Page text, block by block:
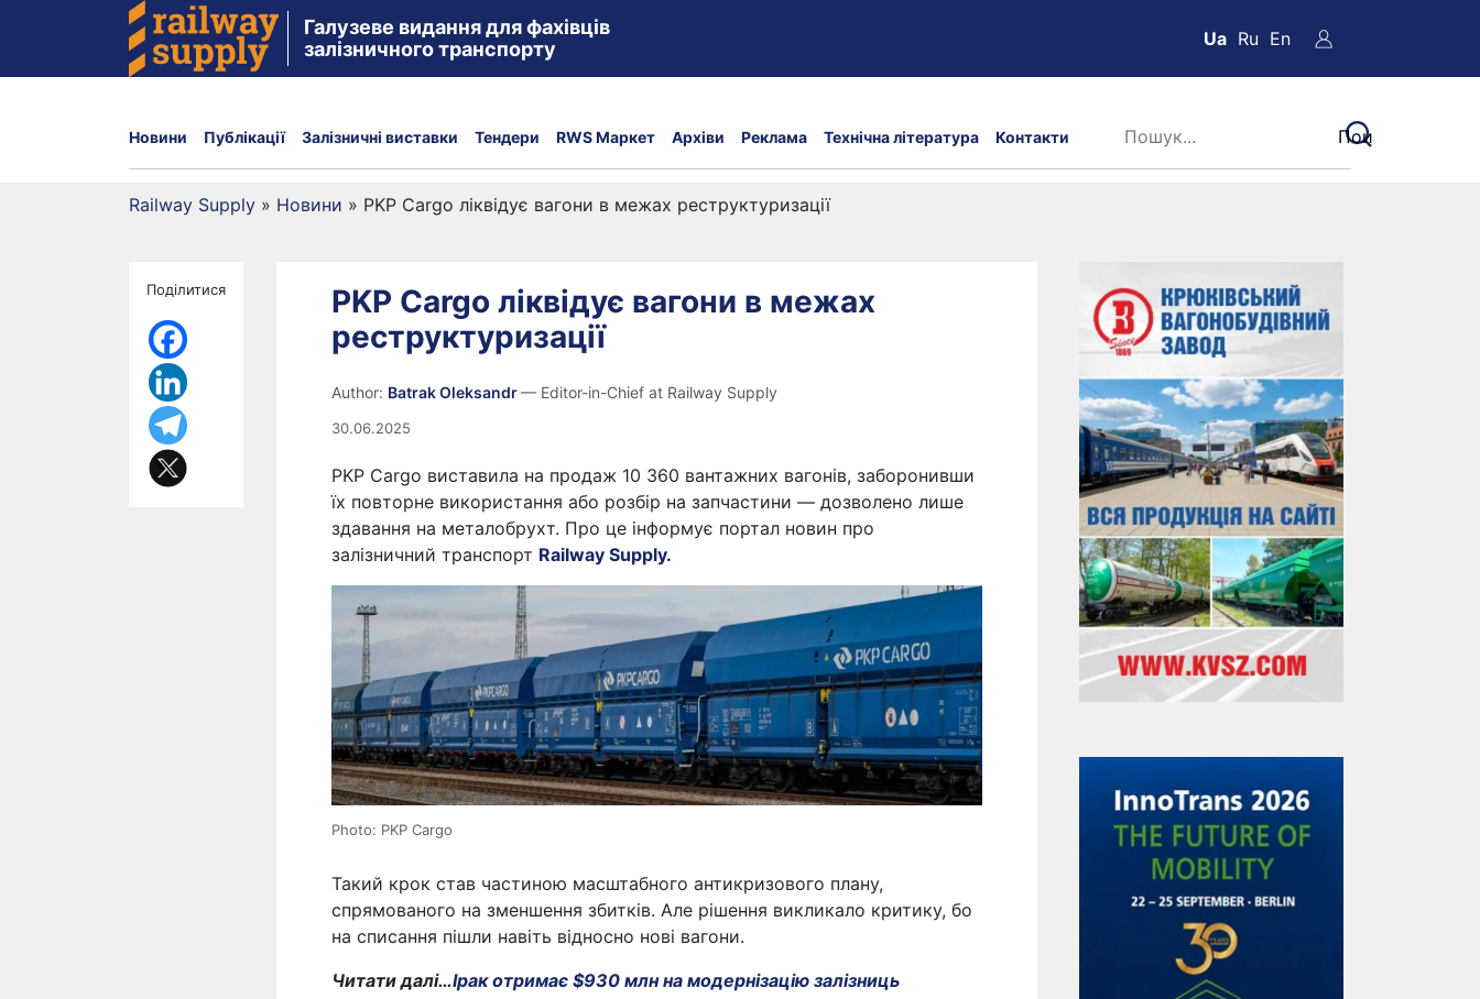
Галузеве видання для фахівців
залізничного транспорту
Ua Ru En
Новини Публікації Залізничні виставки Тендери RWS Маркет Архіви Реклама Технічна література Контакти
Railway Supply » Новини » PKP Cargo ліквідує вагони в межах реструктуризації
Поділитися
PKP Cargo ліквідує вагони в межах
реструктуризації
Author: Batrak Oleksandr— Editor-in-Chief at Railway Supply
30.06.2025
PKP Cargo виставила на продаж 10 360 вантажних вагонів, заборонивши
їх повторне використання або розбір на запчастини — дозволено лише
здавання на металобрухт. Про це інформує портал новин про
залізничний транспорт Railway Supply.
Photo: PKP Cargo
Такий крок став частиною масштабного антикризового плану,
спрямованого на зменшення збитків. Але рішення викликало критику, бо
на списання пішли навіть відносно нові вагони.
Читати далі…Ірак отримає $930 млн на модернізацію залізниць